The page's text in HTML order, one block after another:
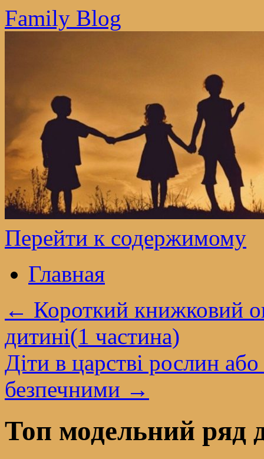
Family Blog
Перейти к содержимому
Главная
← Короткий книжковий
дитині(1 частина)
Діти в царстві рослин
безпечними →
Топ модельний ряд